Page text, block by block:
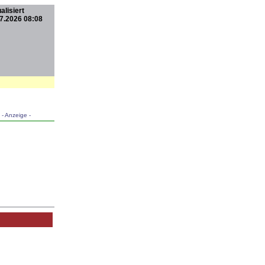
08:08
- Anzeige -